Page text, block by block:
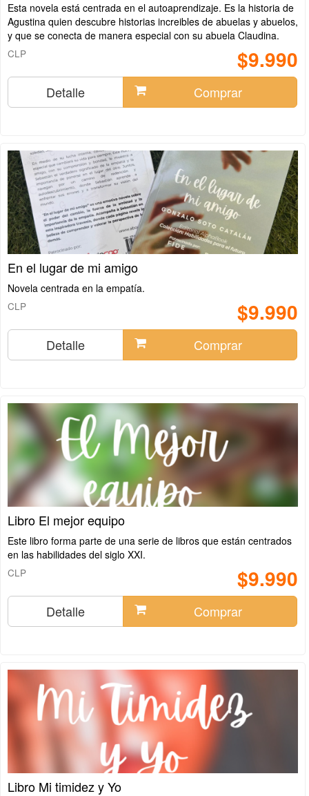
Esta novela está centrada en el autoaprendizaje. Es la historia de
Agustina quien descubre historias increibles de abuelas y abuelos,
y que se conecta de manera especial con su abuela Claudina.
$9.990
CLP
Detalle Comprar
En el lugar de mi amigo
Novela centrada en la empatía.
$9.990
CLP
Detalle Comprar
Libro El mejor equipo
Este libro forma parte de una serie de libros que están centrados
en las habilidades del siglo XXI.
$9.990
CLP
Detalle Comprar
Libro Mi timidez y Yo